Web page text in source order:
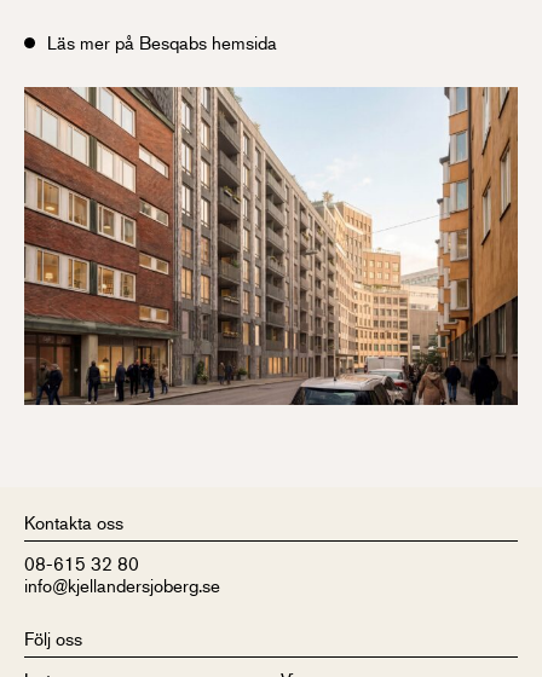
Läs mer på Besqabs hemsida
Kontakta oss
08-615 32 80
info@kjellandersjoberg.se
Följ oss